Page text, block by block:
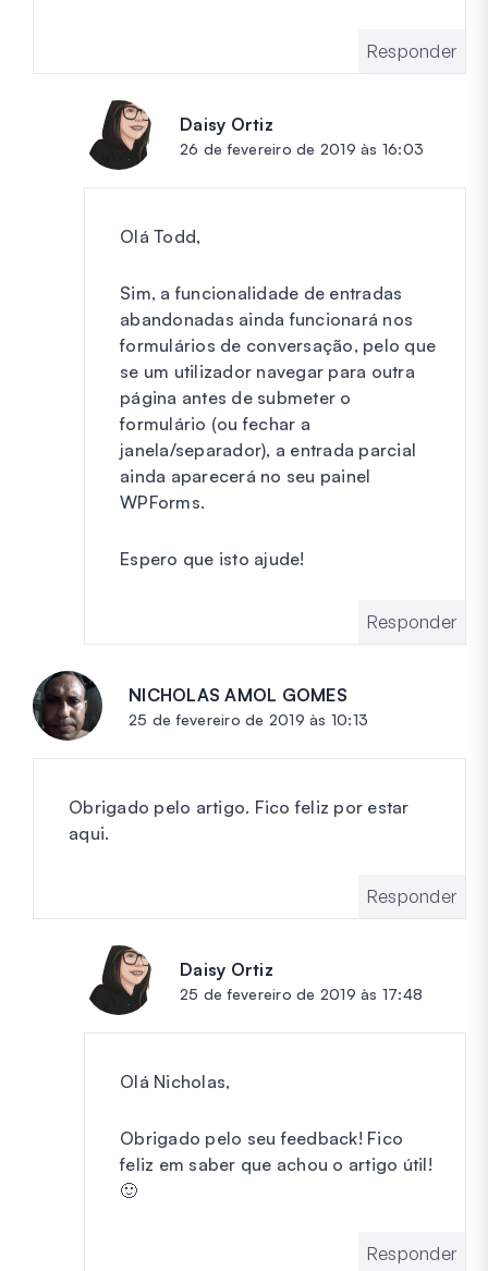
Responder
Daisy Ortiz
26 de fevereiro de 2019 às 16:03
Olá Todd,
Sim, a funcionalidade de entradas
abandonadas ainda funcionará nos
formulários de conversação, pelo que
se um utilizador navegar para outra
página antes de submeter o
formulário (ou fechar a
janela/separador), a entrada parcial
ainda aparecerá no seu painel
WPForms.
Espero que isto ajude!
Responder
NICHOLAS AMOL GOMES
25 de fevereiro de 2019 às 10:13
Obrigado pelo artigo. Fico feliz por estar
aqui.
Responder
Daisy Ortiz
25 de fevereiro de 2019 às 17:48
Olá Nicholas,
Obrigado pelo seu feedback! Fico
feliz em saber que achou o artigo útil!
🙂
Responder